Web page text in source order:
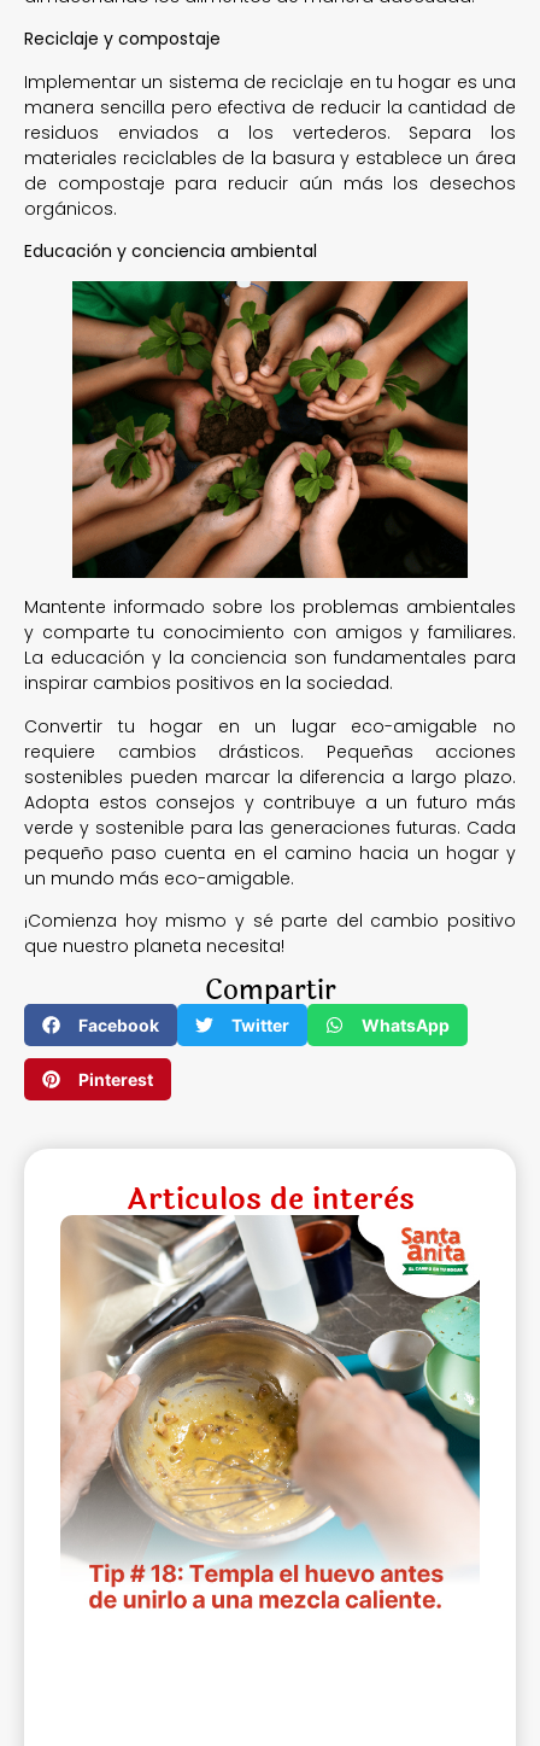
Reciclaje y compostaje
Implementar un sistema de reciclaje en tu hogar es una
manera sencilla pero efectiva de reducir la cantidad de
residuos enviados a los vertederos. Separa los
materiales reciclables de la basura y establece un área
de compostaje para reducir aún más los desechos
orgánicos.
Educación y conciencia ambiental
Mantente informado sobre los problemas ambientales
y comparte tu conocimiento con amigos y familiares.
La educación y la conciencia son fundamentales para
inspirar cambios positivos en la sociedad.
Convertir tu hogar en un lugar eco-amigable no
requiere cambios drásticos. Pequeñas acciones
sostenibles pueden marcar la diferencia a largo plazo.
Adopta estos consejos y contribuye a un futuro más
verde y sostenible para las generaciones futuras. Cada
pequeño paso cuenta en el camino hacia un hogar y
un mundo más eco-amigable.
¡Comienza hoy mismo y sé parte del cambio positivo
que nuestro planeta necesita!
Compartir
Facebook Twitter WhatsApp
Pinterest
Articulos de interès